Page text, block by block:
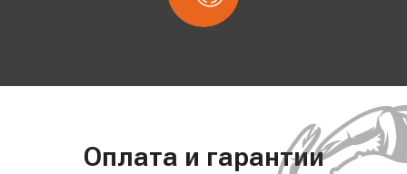
Оплата и гарантии